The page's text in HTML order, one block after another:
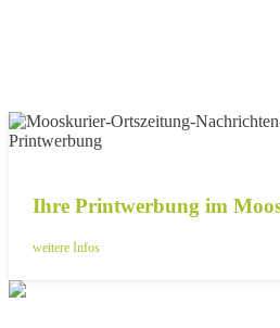
Ihre Printwerbung im
weitere Infos